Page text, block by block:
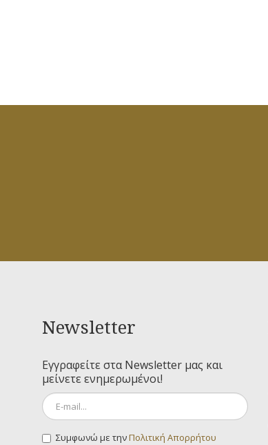
Newsletter
Εγγραφείτε στα Newsletter μας και
μείνετε ενημερωμένοι!
Συμφωνώ με τηνΠολιτική Απορρήτου